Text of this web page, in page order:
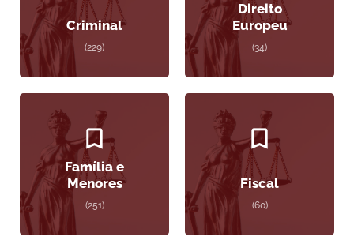
Criminal
(229)
Direito
Europeu
(34)
Família e
Menores
(251)
Fiscal
(60)